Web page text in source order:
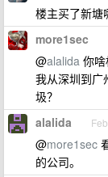
楼主买了新塘
more1sec
@alalida 你
我从深圳到广
圾？
alalida
@more1sec
的公司。